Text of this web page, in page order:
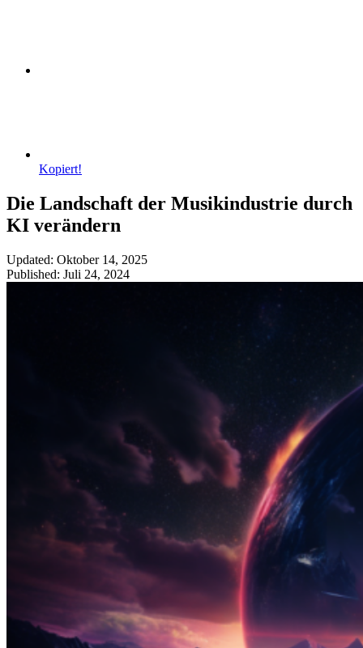
Kopiert!
Die Landschaft der Musikindustrie durch
KI verändern
Updated: Oktober 14, 2025
Published: Juli 24, 2024